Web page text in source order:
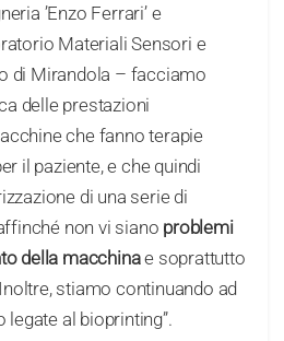
’Enzo Ferrari’ e
Materiali Sensori e
di Mirandola – facciamo
delle prestazioni
che fanno terapie
il paziente, e che quindi
di una serie di
non vi siano problemi
della macchinae soprattutto
stiamo continuando ad
legate al bioprinting”.